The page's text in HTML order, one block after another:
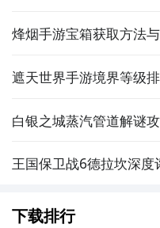
烽烟手游宝箱获取方法
遮天世界手游境界等级
白银之城蒸汽管道解谜
王国保卫战6德拉坎深度
下载排行